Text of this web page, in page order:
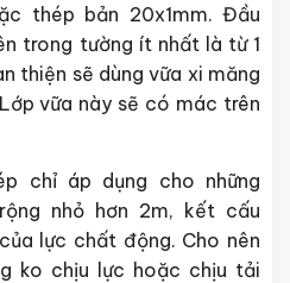
thép bản 20x1mm. Đầu
trong tường ít nhất là từ 1
thiện sẽ dùng vữa xi măng
vữa này sẽ có mác trên
chỉ áp dụng cho những
nhỏ hơn 2m, kết cấu
lực chất động. Cho nên
ko chịu lực hoặc chịu tải